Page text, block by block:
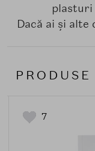
plasturi
Dacă ai și
7